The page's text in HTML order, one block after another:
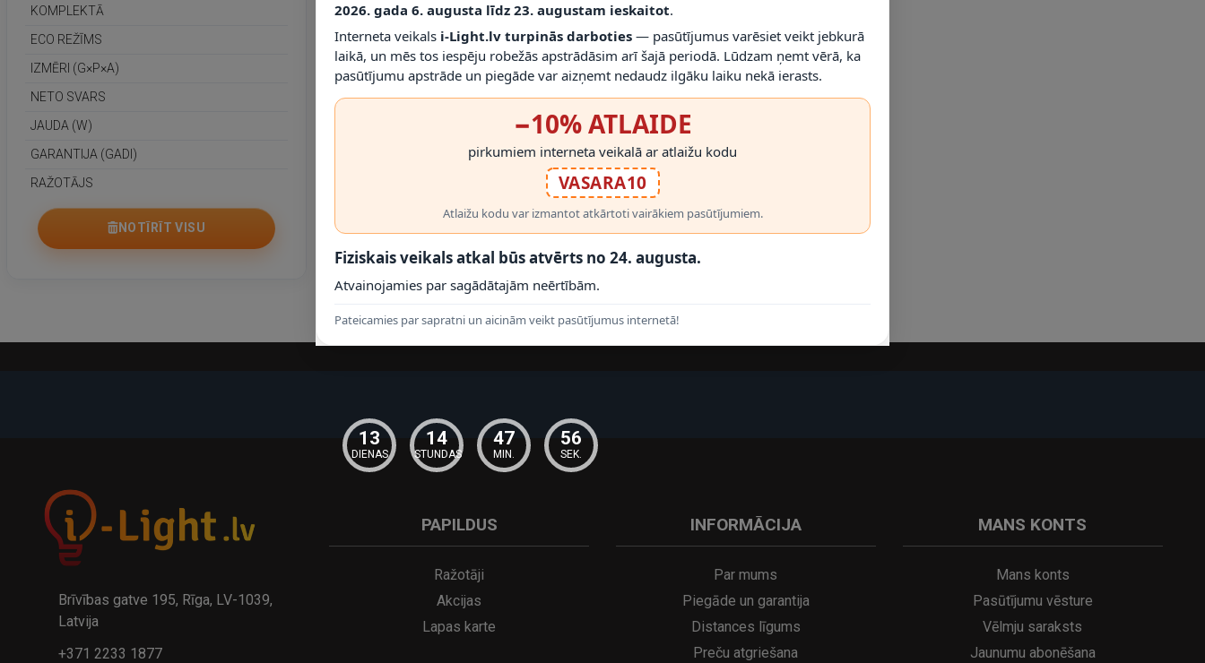
KOMPLEKTĀ
ECO REŽĪMS
IZMĒRI (G×P×A)
NETO SVARS
JAUDA (W)
GARANTIJA (GADI)
RAŽOTĀJS
NOTĪRĪT VISU
Brīvības gatve 195, Rīga, LV-1039,
Latvija
+371 2233 1877
PAPILDUS
Ražotāji
Akcijas
Lapas karte
INFORMĀCIJA
Par mums
Piegāde un garantija
Distances līgums
Preču atgriešana
MANS KONTS
Mans konts
Pasūtījumu vēsture
Vēlmju saraksts
Jaunumu abonēšana
2026. gada 6. augusta līdz 23. augustam ieskaitot.
Interneta veikals i-Light.lv turpinās darboties — pasūtījumus varēsiet veikt jebkurā
laikā, un mēs tos iespēju robežās apstrādāsim arī šajā periodā. Lūdzam ņemt vērā, ka
pasūtījumu apstrāde un piegāde var aizņemt nedaudz ilgāku laiku nekā ierasts.
−10% ATLAIDE
pirkumiem interneta veikalā ar atlaižu kodu
VASARA10
Atlaižu kodu var izmantot atkārtoti vairākiem pasūtījumiem.
Fiziskais veikals atkal būs atvērts no 24. augusta.
Atvainojamies par sagādātajām neērtībām.
Pateicamies par sapratni un aicinām veikt pasūtījumus internetā!
13
DIENAS
14
STUNDAS
47
MIN.
56
SEK.